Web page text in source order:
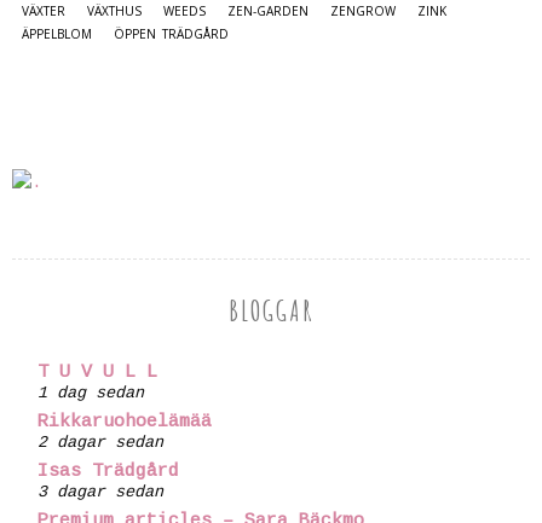
VÄXTER
VÄXTHUS WEEDS ZEN-GARDEN ZENGROW
ZINK
ÄPPELBLOM
ÖPPEN TRÄDGÅRD
BLOGGAR
T U V U L L
1 dag sedan
Rikkaruohoelämää
2 dagar sedan
Isas Trädgård
3 dagar sedan